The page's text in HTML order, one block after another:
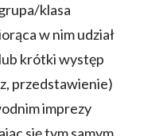
klasa
w nim udział
krótki występ
przedstawienie)
imprezy